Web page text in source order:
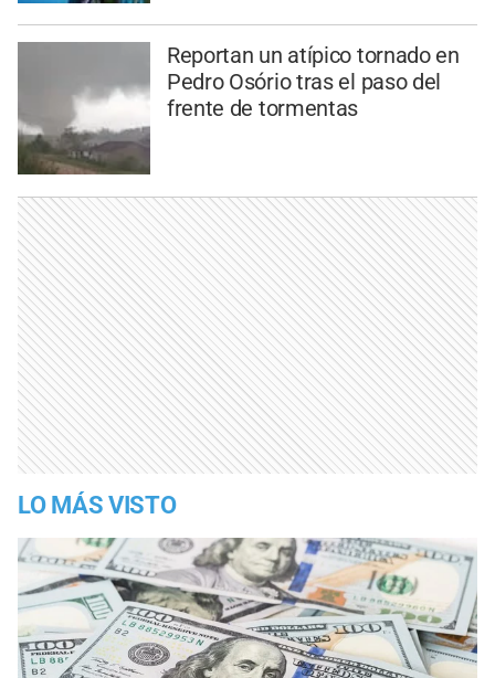
Reportan un atípico tornado en
Pedro Osório tras el paso del
frente de tormentas
LO MÁS VISTO